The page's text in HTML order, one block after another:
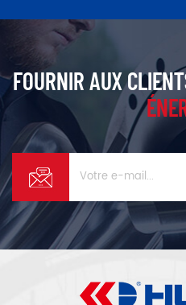
FOURNIR AUX